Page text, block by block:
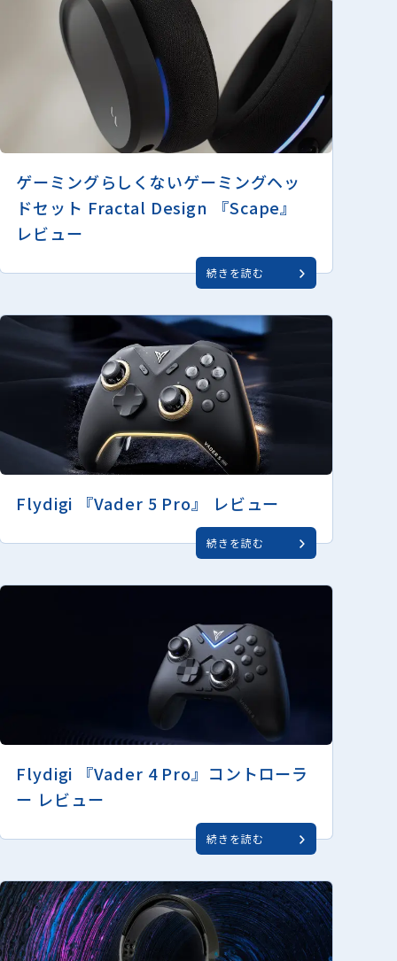
ゲーミングらしくないゲーミングヘッ
ドセット Fractal Design 『Scape』
レビュー
続きを読む
Flydigi 『Vader 5 Pro』 レビュー
続きを読む
Flydigi 『Vader 4 Pro』コントローラ
ー レビュー
続きを読む